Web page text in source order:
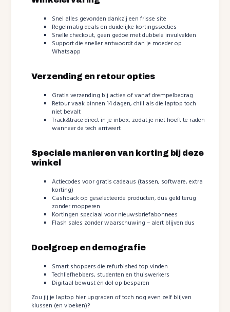
Snel alles gevonden dankzij een frisse site
Regelmatig deals en duidelijke kortingssecties
Snelle checkout, geen gedoe met dubbele invulvelden
Support die sneller antwoordt dan je moeder op
Whatsapp
Verzending en retour opties
Gratis verzending bij acties of vanaf drempelbedrag
Retour vaak binnen 14 dagen, chill als die laptop toch
niet bevalt
Track&trace direct in je inbox, zodat je niet hoeft te raden
wanneer de tech arriveert
Speciale manieren van korting bij deze
winkel
Actiecodes voor gratis cadeaus (tassen, software, extra
korting)
Cashback op geselecteerde producten, dus geld terug
zonder mopperen
Kortingen speciaal voor nieuwsbriefabonnees
Flash sales zonder waarschuwing – alert blijven dus
Doelgroep en demografie
Smart shoppers die refurbished top vinden
Techliefhebbers, studenten en thuiswerkers
Digitaal bewust én dol op besparen
Zou jij je laptop hier upgraden of toch nog even zelf blijven
klussen (en vloeken)?